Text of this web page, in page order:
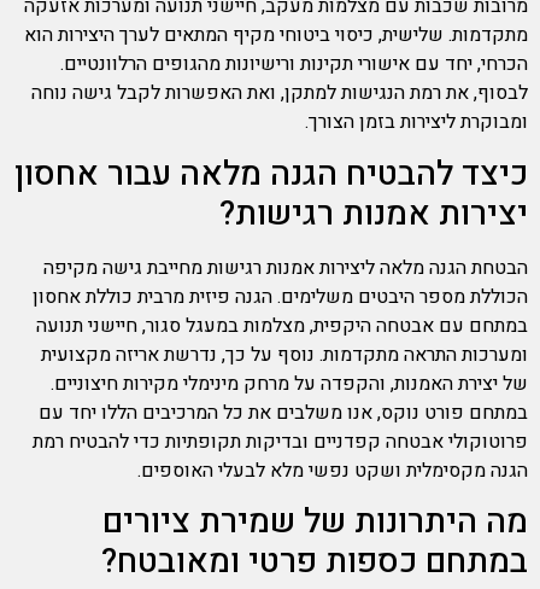
מרובות שכבות עם מצלמות מעקב, חיישני תנועה ומערכות אזעקה
מתקדמות. שלישית, כיסוי ביטוחי מקיף המתאים לערך היצירות הוא
הכרחי, יחד עם אישורי תקינות ורישיונות מהגופים הרלוונטיים.
לבסוף, את רמת הנגישות למתקן, ואת האפשרות לקבל גישה נוחה
ומבוקרת ליצירות בזמן הצורך.
כיצד להבטיח הגנה מלאה עבור אחסון
יצירות אמנות רגישות?
הבטחת הגנה מלאה ליצירות אמנות רגישות מחייבת גישה מקיפה
הכוללת מספר היבטים משלימים. הגנה פיזית מרבית כוללת אחסון
במתחם עם אבטחה היקפית, מצלמות במעגל סגור, חיישני תנועה
ומערכות התראה מתקדמות. נוסף על כך, נדרשת אריזה מקצועית
של יצירת האמנות, והקפדה על מרחק מינימלי מקירות חיצוניים.
במתחם פורט נוקס, אנו משלבים את כל המרכיבים הללו יחד עם
פרוטוקולי אבטחה קפדניים ובדיקות תקופתיות כדי להבטיח רמת
הגנה מקסימלית ושקט נפשי מלא לבעלי האוספים.
מה היתרונות של שמירת ציורים
במתחם כספות פרטי ומאובטח?